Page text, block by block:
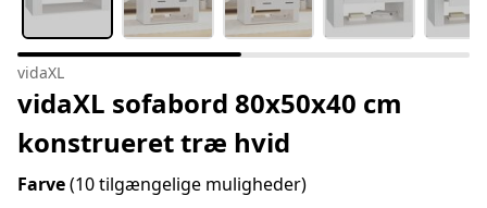
vidaXL
vidaXL sofabord 80x50x40 cm
konstrueret træ hvid
Farve(10 tilgængelige muligheder)